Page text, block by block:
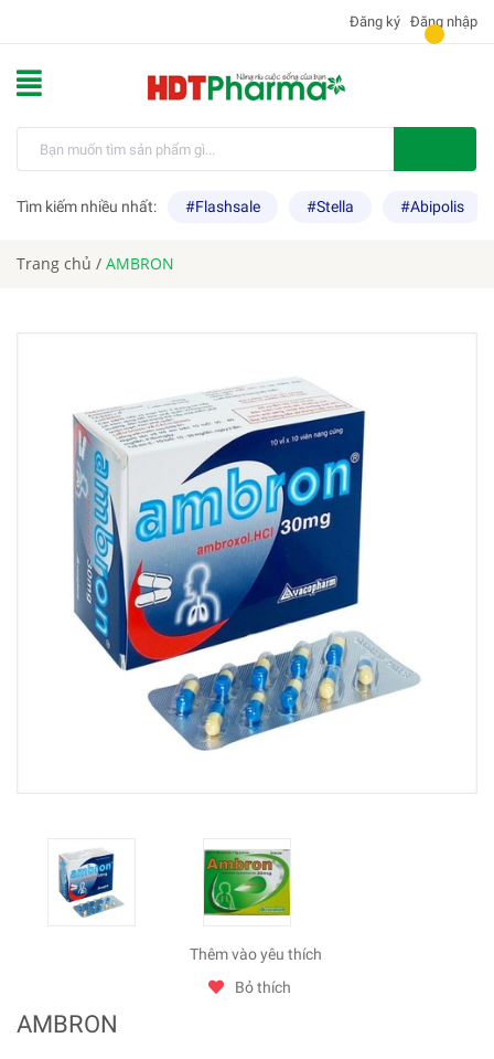
Đăng ký Đăng nhập
Tìm kiếm nhiều nhất: #Flashsale #Stella #Abipolis
Trang chủ / AMBRON
Thêm vào yêu thích
Bỏ thích
AMBRON